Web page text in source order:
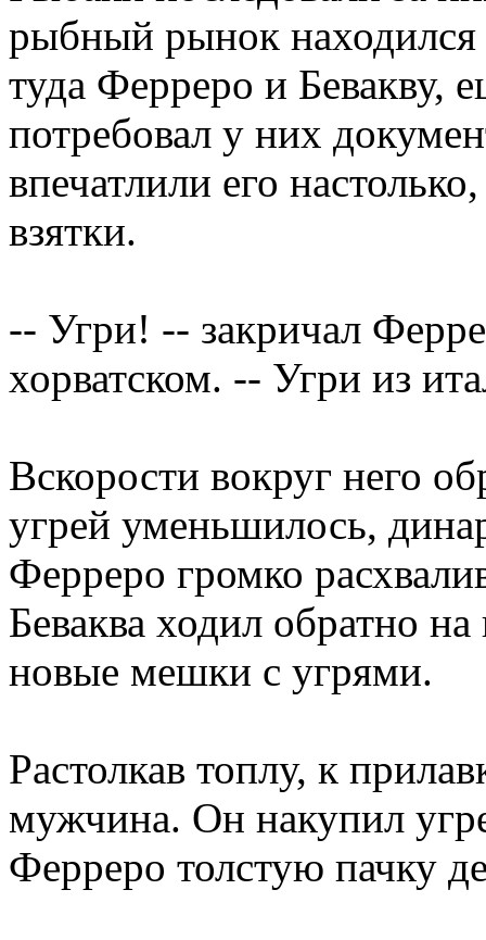
рыбный рынок находился
туда Ферреро и Бевакву,
потребовал у них
впечатлили его
взятки.
-- Угри! -- закричал
хорватском. -- Угри из
Вскорости вокруг него
угрей уменьшилось,
Ферреро громко
Беваква ходил обратно
новые мешки с угрями.
Растолкав топлу, к
мужчина. Он накупил
Ферреро толстую пачку